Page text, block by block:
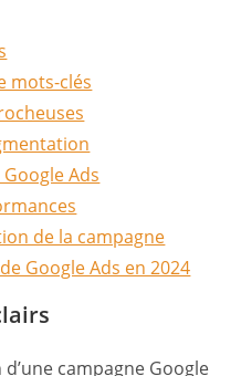
mots-clés
Ads
de la campagne
Google Ads en 2024
campagne Google